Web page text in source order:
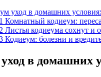
уход в домашних
Комнатный кодиеум:
Листья кодиеума сохнут и
Кодиеум: болезни и
в домашних